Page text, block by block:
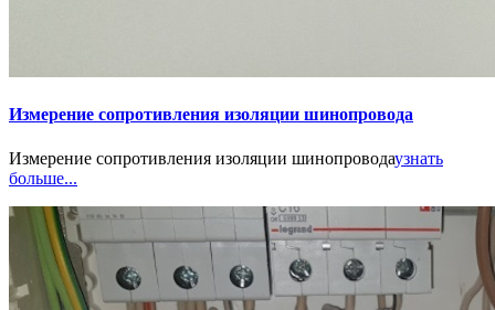
Измерение сопротивления изоляции шинопровода
Измерение сопротивления изоляции шинопроводаузнать
больше...